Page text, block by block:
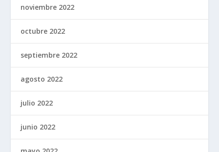
noviembre 2022
octubre 2022
septiembre 2022
agosto 2022
julio 2022
junio 2022